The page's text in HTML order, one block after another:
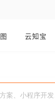
云知宝